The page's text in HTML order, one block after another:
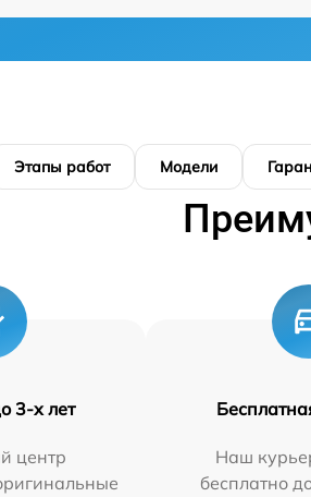
Этапы работ Модели
3-х лет
центр
Наш
бесплатно